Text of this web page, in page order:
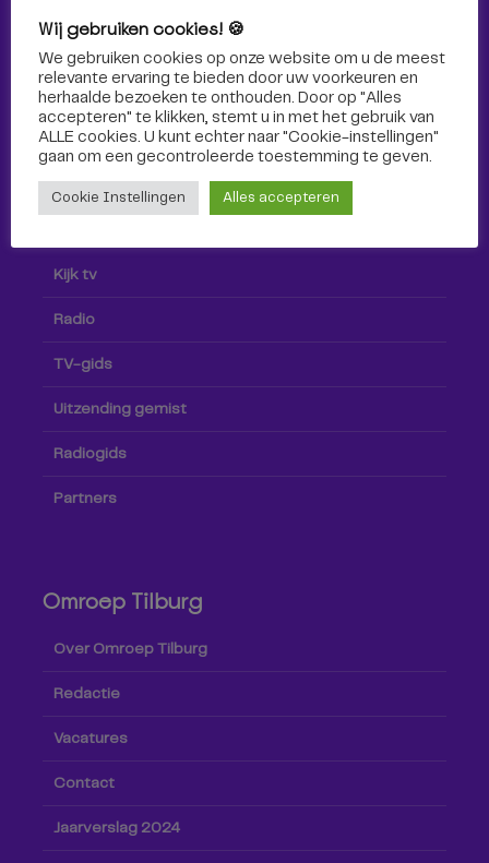
Volg Omroep Tilburg niet alleen hier, maar ook via social
media!
Kijk tv
Radio
TV-gids
Uitzending gemist
Radiogids
Partners
Omroep Tilburg
Over Omroep Tilburg
Redactie
Vacatures
Contact
Jaarverslag 2024
Wij gebruiken cookies! 🍪
We gebruiken cookies op onze website om u de meest
relevante ervaring te bieden door uw voorkeuren en
herhaalde bezoeken te onthouden. Door op "Alles
accepteren" te klikken, stemt u in met het gebruik van
ALLE cookies. U kunt echter naar "Cookie-instellingen"
gaan om een ​​gecontroleerde toestemming te geven.
Cookie Instellingen Alles accepteren